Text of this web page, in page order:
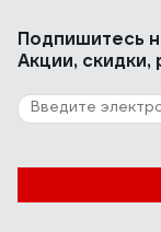
10
Отзыв о замке-
Александр Т.
Подпишитесь
Акции,